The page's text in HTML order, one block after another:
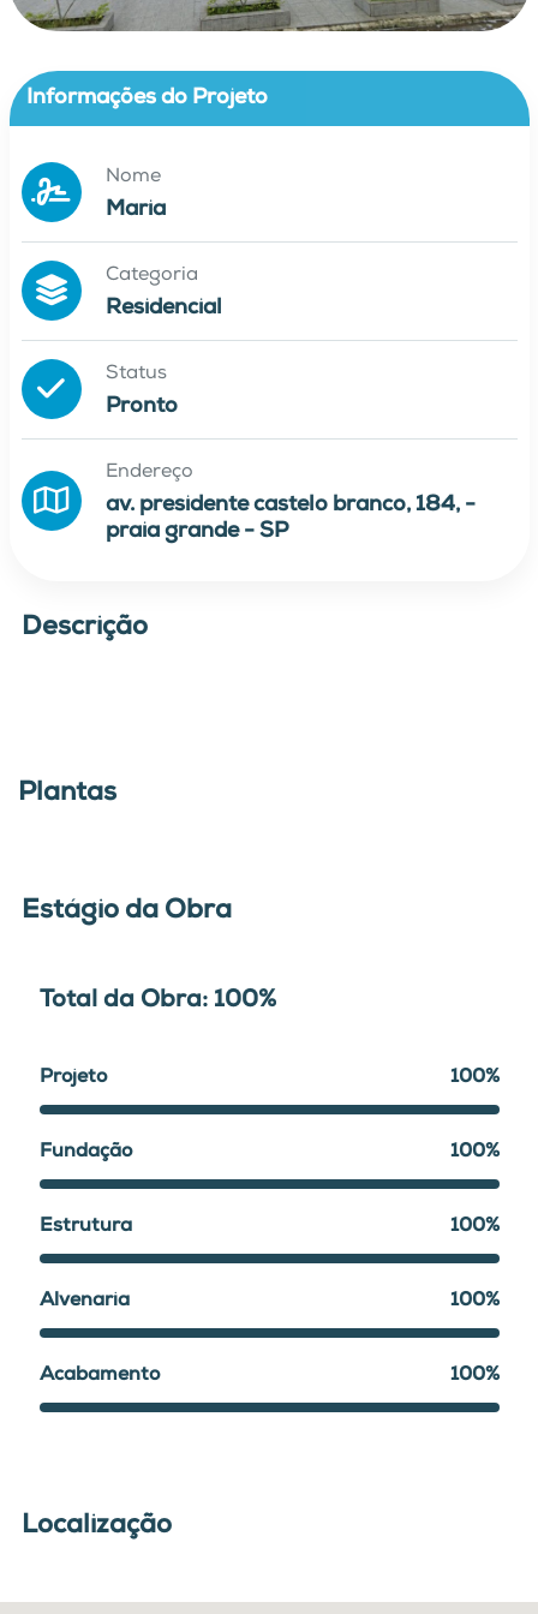
Informações do Projeto
Nome
Maria
Categoria
Residencial
Status
Pronto
Endereço
av. presidente castelo branco, 184, -
praia grande - SP
Descrição
Plantas
Estágio da Obra
Total da Obra: 100%
Projeto 100%
Fundação 100%
Estrutura 100%
Alvenaria 100%
Acabamento 100%
Localização